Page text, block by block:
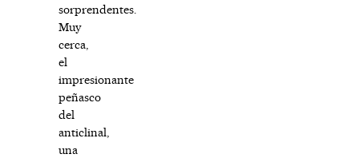
sorprendentes.
Muy
cerca,
el
impresionante
peñasco
del
anticlinal,
una